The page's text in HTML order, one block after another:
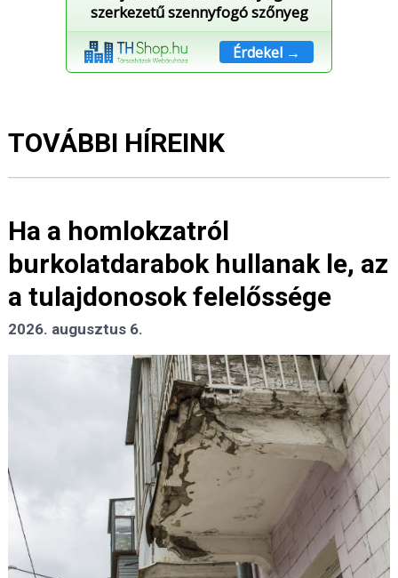
szerkezetű szennyfogó szőnyeg
Érdekel →
TOVÁBBI HÍREINK
Ha a homlokzatról
burkolatdarabok hullanak le, az
a tulajdonosok felelőssége
2026. augusztus 6.